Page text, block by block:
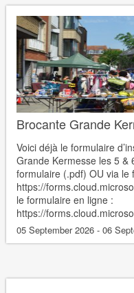
Brocante Grande
Voici déjà le formulaire
Grande Kermesse les 5 &
formulaire (.pdf) OU via le
https://
le formulaire en ligne :
https://
05 September 2026 - 06